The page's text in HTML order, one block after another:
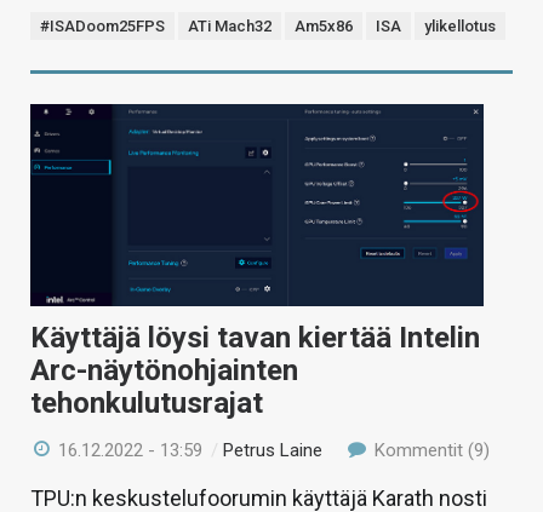
#ISADoom25FPS ATi Mach32 Am5x86 ISA ylikellotus
Käyttäjä löysi tavan kiertää Intelin
Arc-näytönohjainten
tehonkulutusrajat
16.12.2022 - 13:59 /Petrus Laine Kommentit (9)
TPU:n keskustelufoorumin käyttäjä Karath nosti